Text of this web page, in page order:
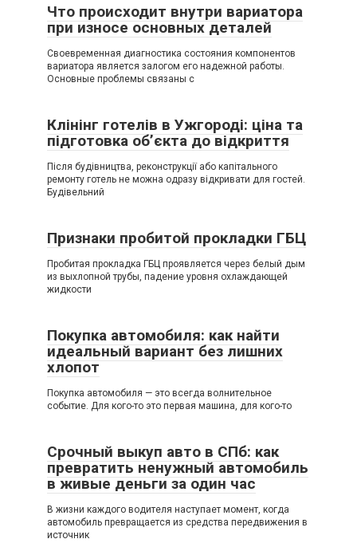
Что происходит внутри вариатора
при износе основных деталей
Своевременная диагностика состояния компонентов
вариатора является залогом его надежной работы.
Основные проблемы связаны с
Клінінг готелів в Ужгороді: ціна та
підготовка об’єкта до відкриття
Після будівництва, реконструкції або капітального
ремонту готель не можна одразу відкривати для гостей.
Будівельний
Признаки пробитой прокладки ГБЦ
Пробитая прокладка ГБЦ проявляется через белый дым
из выхлопной трубы, падение уровня охлаждающей
жидкости
Покупка автомобиля: как найти
идеальный вариант без лишних
хлопот
Покупка автомобиля — это всегда волнительное
событие. Для кого-то это первая машина, для кого-то
Срочный выкуп авто в СПб: как
превратить ненужный автомобиль
в живые деньги за один час
В жизни каждого водителя наступает момент, когда
автомобиль превращается из средства передвижения в
источник